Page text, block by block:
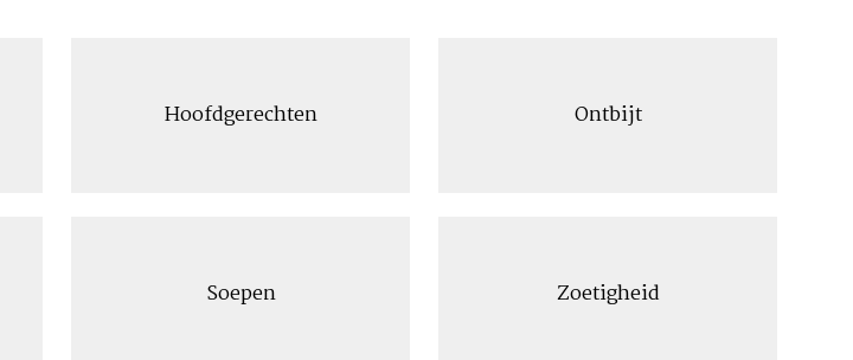
Hoofdgerechten Ontbijt
Soepen Zoetigheid